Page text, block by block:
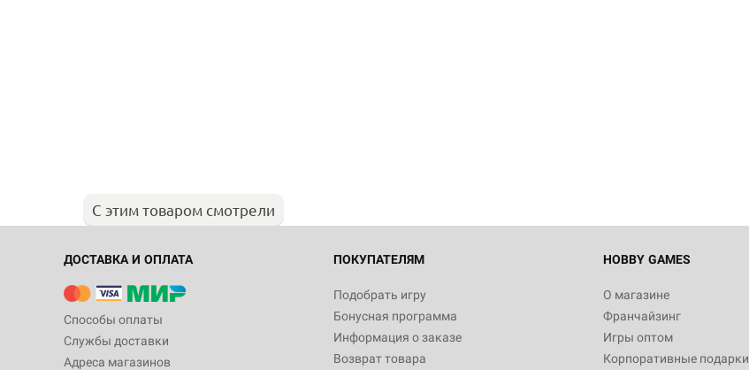
С этим товаром смотрели
ДОСТАВКА И ОПЛАТА
Способы оплаты
Службы доставки
Адреса магазинов
ПОКУПАТЕЛЯМ
Подобрать игру
Бонусная программа
Информация о заказе
Возврат товара
HOBBY GAMES
О магазине
Франчайзинг
Игры оптом
Корпоративные подарки